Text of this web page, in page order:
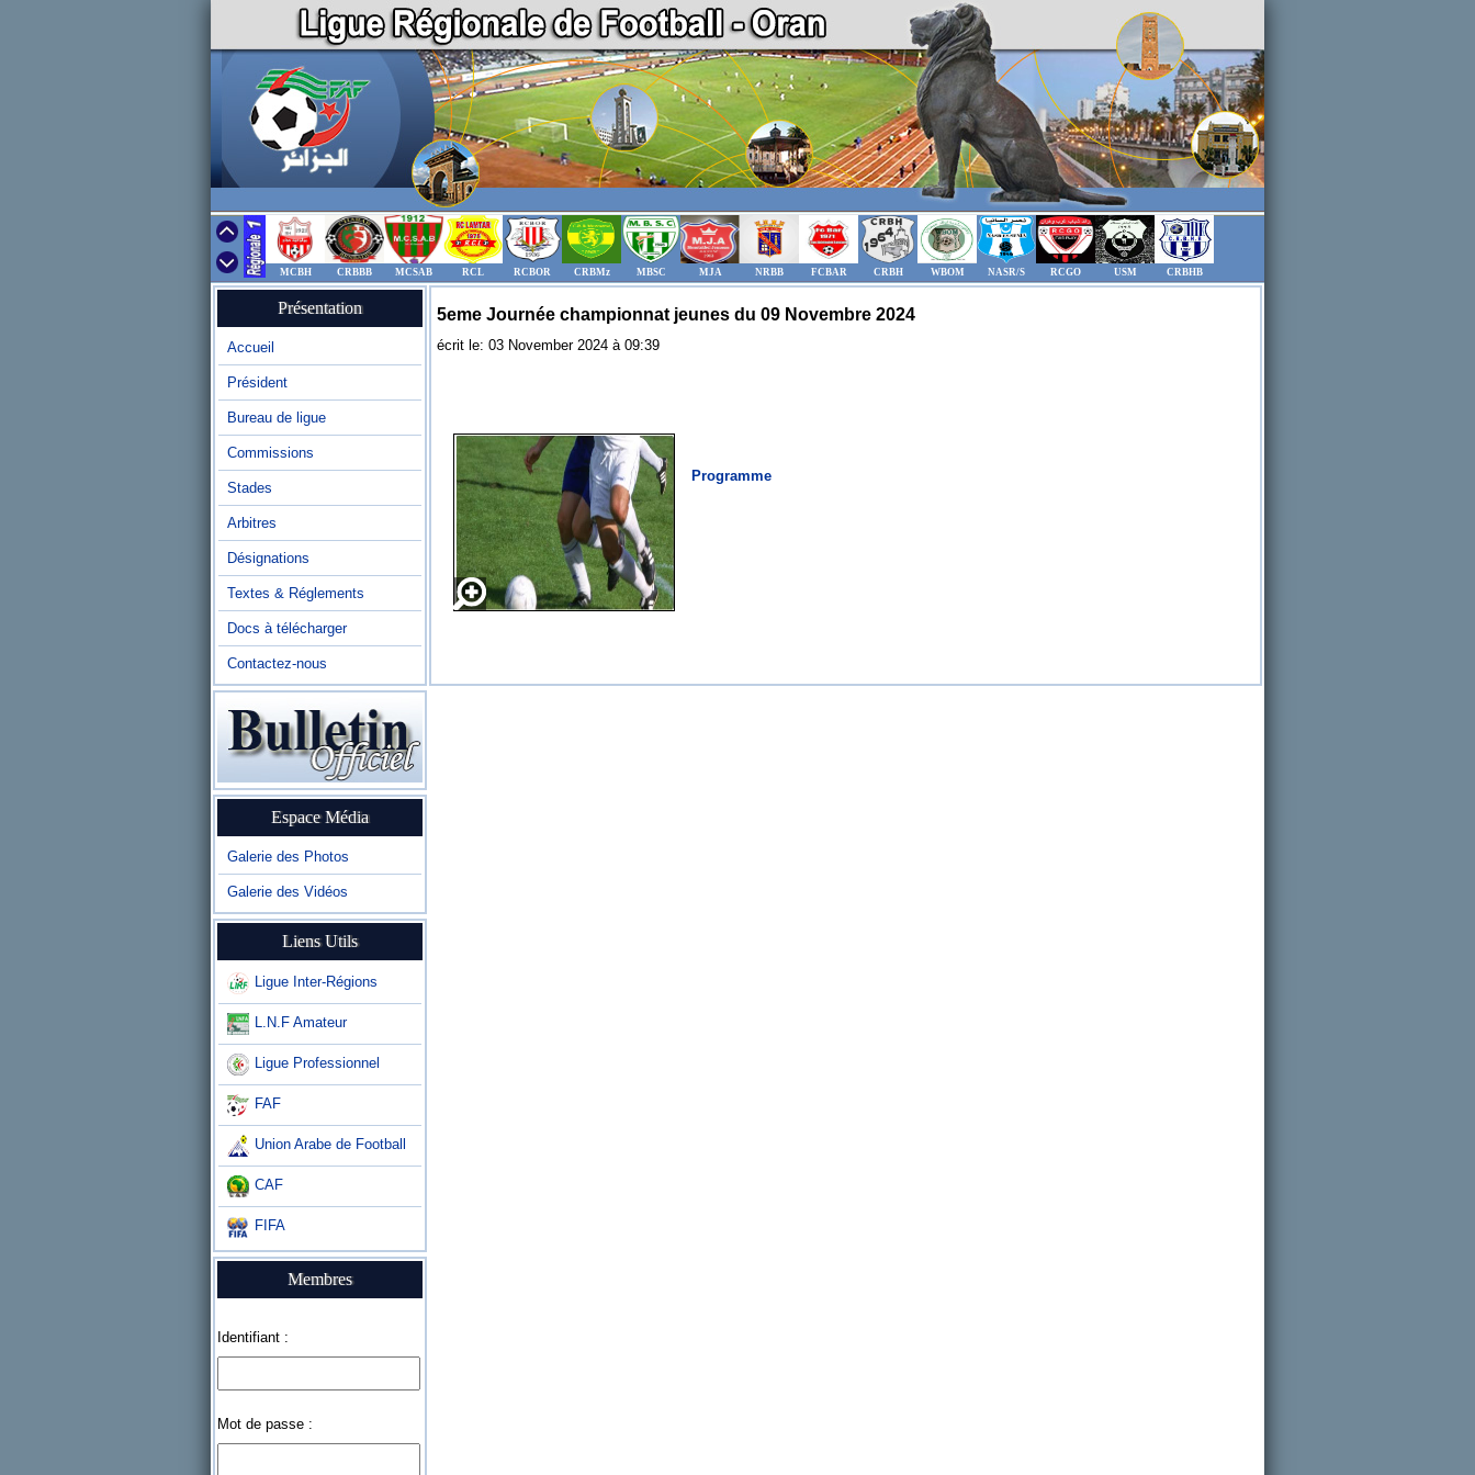
MCBH CRBBB MCSAB RCL RCBOR CRBMz MBSC MJA NRBB FCBAR CRBH WBOM NASR/S RCGO USM CRBHB
Présentation
Accueil
Président
Bureau de ligue
Commissions
Stades
Arbitres
Désignations
Textes & Réglements
Docs à télécharger
Contactez-nous
Espace Média
Galerie des Photos
Galerie des Vidéos
Liens Utils
Ligue Inter-Régions
L.N.F Amateur
Ligue Professionnel
FAF
Union Arabe de Football
CAF
FIFA
Membres
Identifiant :
Mot de passe :
5eme Journée championnat jeunes du 09 Novembre 2024
écrit le: 03 November 2024 à 09:39
Programme